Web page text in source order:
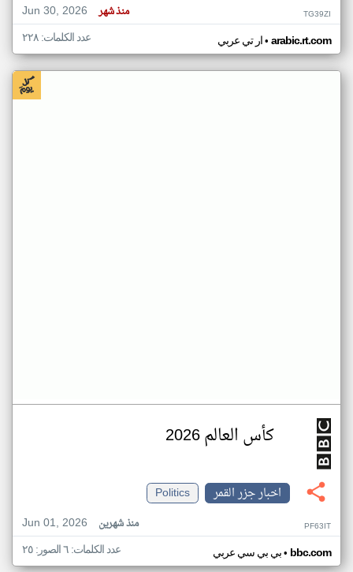
Jun 30, 2026
منذ شهر TG39ZI
ار تي عربي• arabic.rt.com عدد الكلمات: ٢٢٨
كأس العالم 2026
اخبار جزر القمر
Politics
Jun 01, 2026
منذ شهرين PF63IT
بي بي سي عربي• bbc.com عدد الكلمات: ٦ الصور: ٢٥